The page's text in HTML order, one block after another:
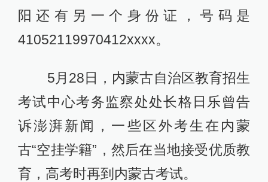
阳还有另一个身份证，号码是
41052119970412xxxx。
5月28日，内蒙古自治区教育招生
考试中心考务监察处处长格日乐曾告
诉澎湃新闻，一些区外考生在内蒙
古“空挂学籍”，然后在当地接受优质教
育，高考时再到内蒙古考试。